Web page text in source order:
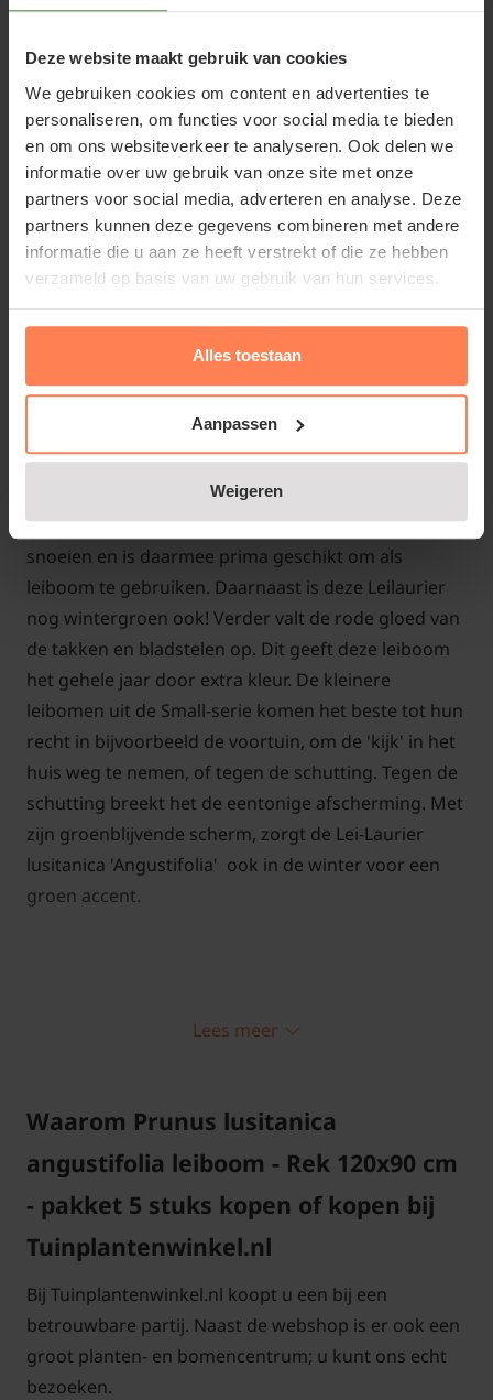
Deze website maakt gebruik van cookies
We gebruiken cookies om content en advertenties te
personaliseren, om functies voor social media te bieden
en om ons websiteverkeer te analyseren. Ook delen we
informatie over uw gebruik van onze site met onze
partners voor social media, adverteren en analyse. Deze
partners kunnen deze gegevens combineren met andere
informatie die u aan ze heeft verstrekt of die ze hebben
verzameld op basis van uw gebruik van hun services.
Alles toestaan
Aanpassen
Weigeren
Maximale tussenruimte 60 cm
Artikelcode 87-4671
Lei-Prunus lusitanica 'Angustifolia' of
Lei-Portugese laurier
variant in de uitgebreide Laurier-familie. Hij groeit
stukken minder hard en ruig dan de alom bekende
grootbladige Laurieren. Vandaar dat we deze soort
gekozen hebben om te gebruiken als leiboom in
onze Small-serie. De Portugese laurier laat zich goed
snoeien en is daarmee prima geschikt om als
leiboom te gebruiken. Daarnaast is deze Leilaurier
nog wintergroen ook! Verder valt de rode gloed van
de takken en bladstelen op. Dit geeft deze leiboom
het gehele jaar door extra kleur. De kleinere
leibomen uit de Small-serie komen het beste tot hun
recht in bijvoorbeeld de voortuin, om de 'kijk' in het
huis weg te nemen, of tegen de schutting. Tegen de
schutting breekt het de eentonige afscherming. Met
zijn groenblijvende scherm, zorgt de Lei-Laurier
lusitanica 'Angustifolia' ook in de winter voor een
groen accent.
Standplaats Lei-Prunus lusitanica
Plant de Lei-Prunus lusitanica 'Angustifolia' op een
zonnige of halfschaduwrijke plaats. Zorg dat de
grond vochtig en goed doorlaatbaar is. Hoewel de
tuinplant winterhard is, raden we een beschutte
standplaats aan.
Lei-Prunus lusitanica 'Angustifolia'
Lees meer
Waarom Prunus lusitanica
angustifolia leiboom - Rek 120x90 cm
- pakket 5 stuks kopen of kopen bij
Tuinplantenwinkel.nl
Bij Tuinplantenwinkel.nl koopt u een bij een
betrouwbare partij. Naast de webshop is er ook een
groot planten- en bomencentrum; u kunt ons echt
bezoeken.